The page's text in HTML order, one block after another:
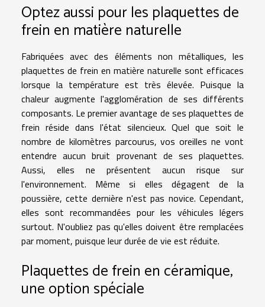
Optez aussi pour les plaquettes de
frein en matière naturelle
Fabriquées avec des éléments non métalliques, les
plaquettes de frein en matière naturelle sont efficaces
lorsque la température est très élevée. Puisque la
chaleur augmente l'agglomération de ses différents
composants. Le premier avantage de ses plaquettes de
frein réside dans l'état silencieux. Quel que soit le
nombre de kilomètres parcourus, vos oreilles ne vont
entendre aucun bruit provenant de ses plaquettes.
Aussi, elles ne présentent aucun risque sur
l'environnement. Même si elles dégagent de la
poussière, cette dernière n'est pas novice. Cependant,
elles sont recommandées pour les véhicules légers
surtout. N'oubliez pas qu'elles doivent être remplacées
par moment, puisque leur durée de vie est réduite.
Plaquettes de frein en céramique,
une option spéciale